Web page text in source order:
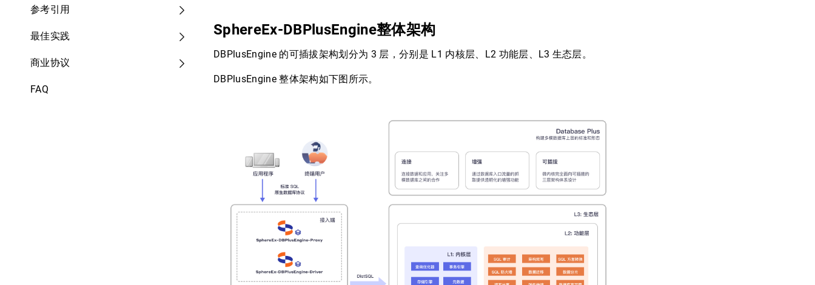
参考引用
最佳实践
商业协议
FAQ
SphereEx-DBPlusEngine整体架构
DBPlusEngine 的可插拔架构划分为 3 层，分别是 L1 内核层、L2 功能层、L3 生态层。
DBPlusEngine 整体架构如下图所示。